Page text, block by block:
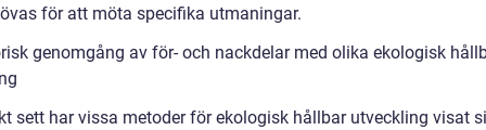
för att möta specifika utmaningar.
genomgång av för- och nackdelar med olika ekologisk
sett har vissa metoder för ekologisk hållbar utveckling visat